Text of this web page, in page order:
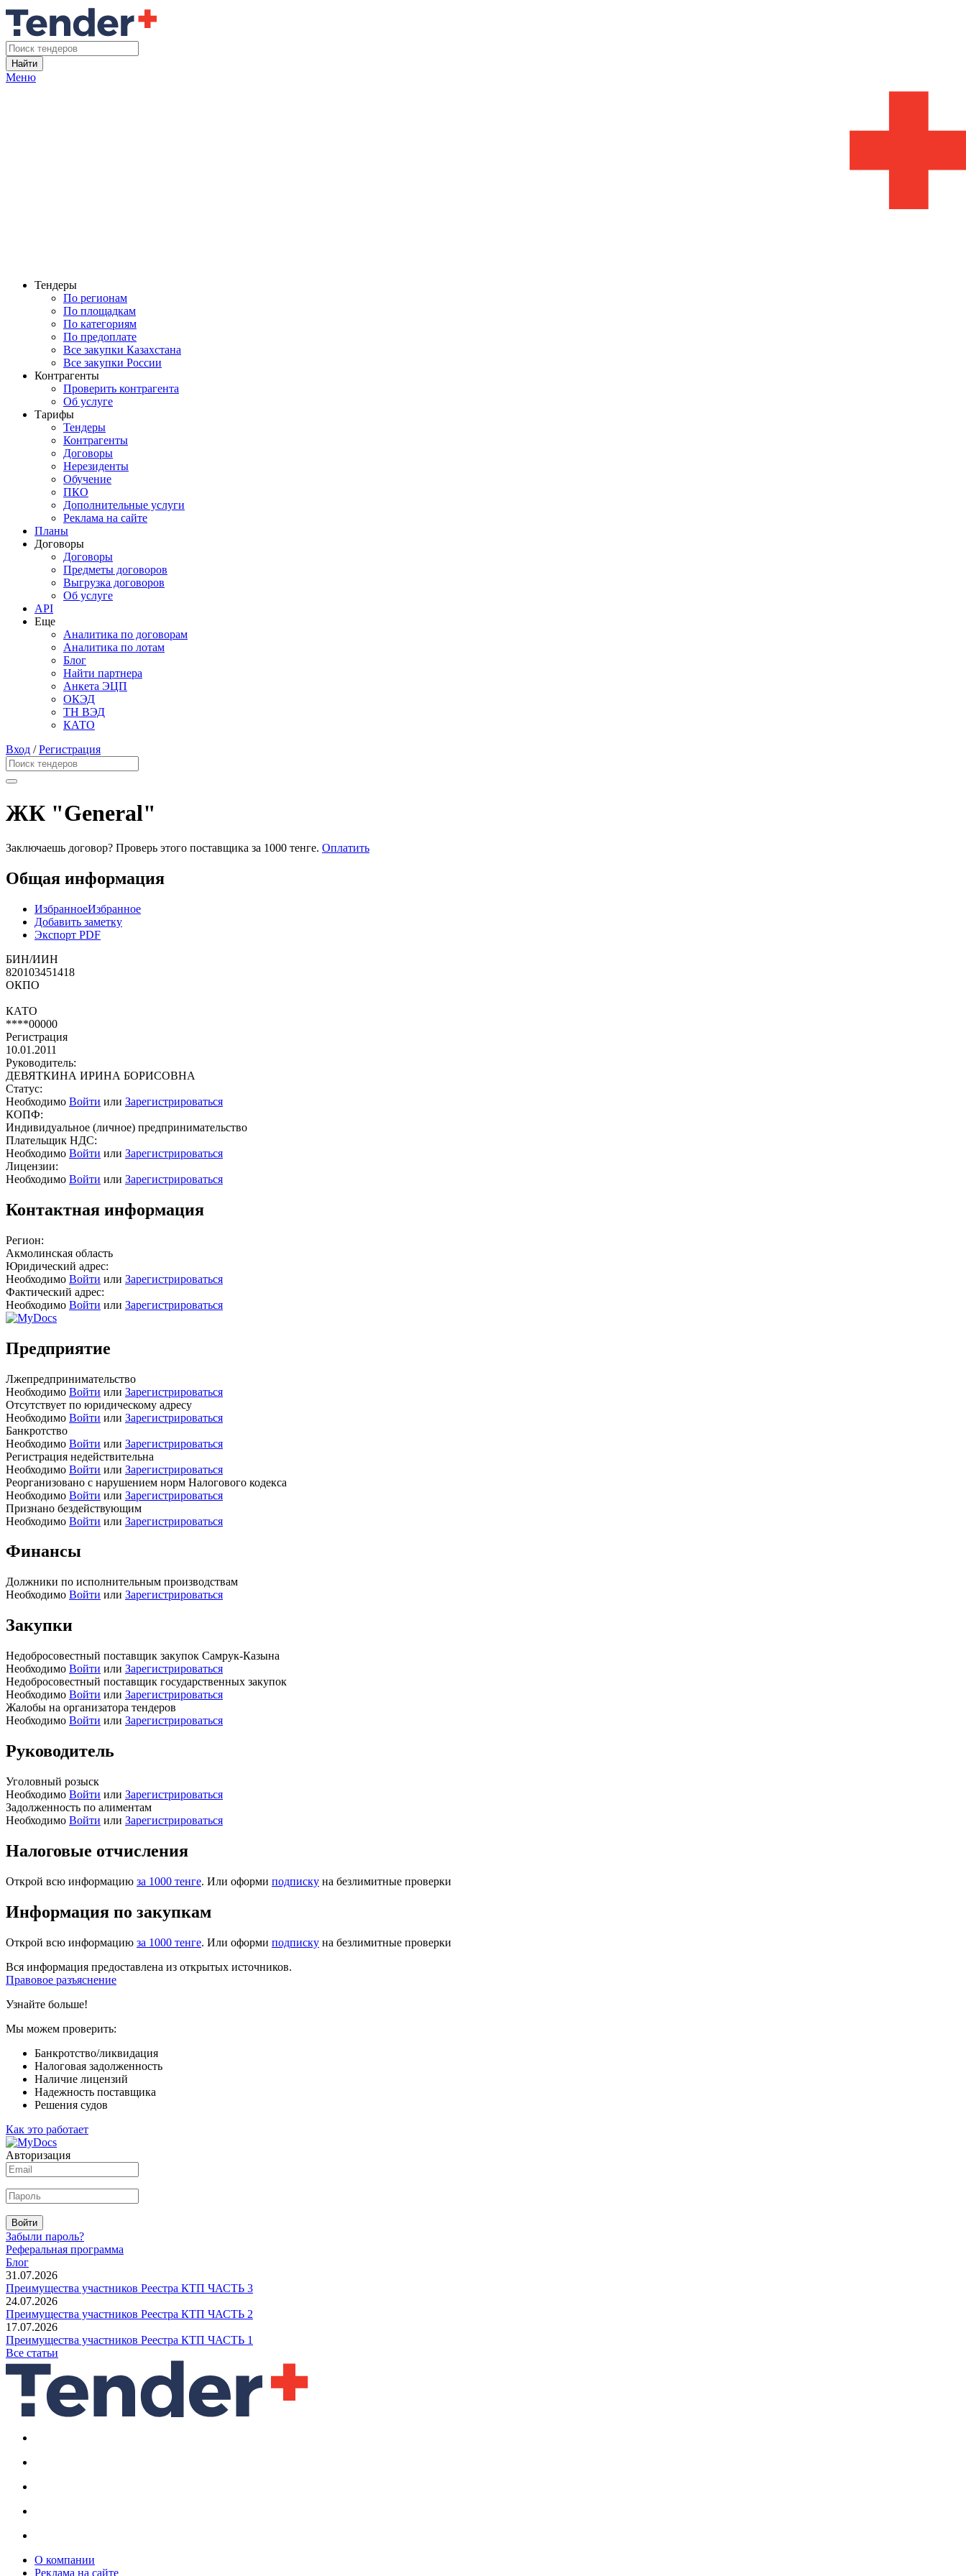
Найти
Меню
Тендеры
По регионам
По площадкам
По категориям
По предоплате
Все закупки Казахстана
Все закупки России
Контрагенты
Проверить контрагента
Об услуге
Тарифы
Тендеры
Контрагенты
Договоры
Нерезиденты
Обучение
ПКО
Дополнительные услуги
Реклама на сайте
Планы
Договоры
Договоры
Предметы договоров
Выгрузка договоров
Об услуге
API
Еще
Аналитика по договорам
Аналитика по лотам
Блог
Найти партнера
Анкета ЭЦП
ОКЭД
ТН ВЭД
КАТО
Вход /Регистрация
ЖК "General"
Заключаешь договор? Проверь этого поставщика за 1000 тенге. Оплатить
Общая информация
ИзбранноеИзбранное
Добавить заметку
Экспорт PDF
БИН/ИИН
820103451418
ОКПО
КАТО
****00000
Регистрация
10.01.2011
Руководитель:
ДЕВЯТКИНА ИРИНА БОРИСОВНА
Статус:
Необходимо Войти или Зарегистрироваться
КОПФ:
Индивидуальное (личное) предпринимательство
Плательщик НДС:
Необходимо Войти или Зарегистрироваться
Лицензии:
Необходимо Войти или Зарегистрироваться
Контактная информация
Регион:
Акмолинская область
Юридический адрес:
Необходимо Войти или Зарегистрироваться
Фактический адрес:
Необходимо Войти или Зарегистрироваться
Предприятие
Лжепредпринимательство
Необходимо Войти или Зарегистрироваться
Отсутствует по юридическому адресу
Необходимо Войти или Зарегистрироваться
Банкротство
Необходимо Войти или Зарегистрироваться
Регистрация недействительна
Необходимо Войти или Зарегистрироваться
Реорганизовано с нарушением норм Налогового кодекса
Необходимо Войти или Зарегистрироваться
Признано бездействующим
Необходимо Войти или Зарегистрироваться
Финансы
Должники по исполнительным производствам
Необходимо Войти или Зарегистрироваться
Закупки
Недобросовестный поставщик закупок Самрук-Казына
Необходимо Войти или Зарегистрироваться
Недобросовестный поставщик государственных закупок
Необходимо Войти или Зарегистрироваться
Жалобы на организатора тендеров
Необходимо Войти или Зарегистрироваться
Руководитель
Уголовный розыск
Необходимо Войти или Зарегистрироваться
Задолженность по алиментам
Необходимо Войти или Зарегистрироваться
Налоговые отчисления
Открой всю информацию за 1000 тенге. Или оформи подписку на безлимитные проверки
Информация по закупкам
Открой всю информацию за 1000 тенге. Или оформи подписку на безлимитные проверки
Вся информация предоставлена из открытых источников.
Правовое разъяснение
Узнайте больше!
Мы можем проверить:
Банкротство/ликвидация
Налоговая задолженность
Наличие лицензий
Надежность поставщика
Решения судов
Как это работает
Авторизация
Войти
Забыли пароль?
Реферальная программа
Блог
31.07.2026
Преимущества участников Реестра КТП ЧАСТЬ 3
24.07.2026
Преимущества участников Реестра КТП ЧАСТЬ 2
17.07.2026
Преимущества участников Реестра КТП ЧАСТЬ 1
Все статьи
О компании
Реклама на сайте